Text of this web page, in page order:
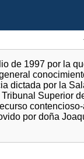
de 1997 por la
dictada por la
Superior
por doña